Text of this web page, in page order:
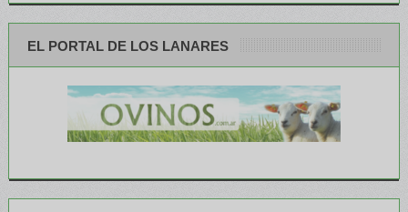
EL PORTAL DE LOS LANARES